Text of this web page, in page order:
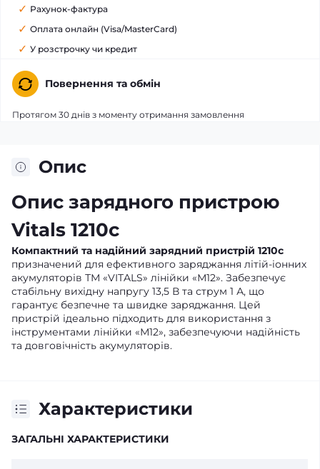
Рахунок-фактура
Оплата онлайн (Visa/MasterCard)
У розстрочку чи кредит
Повернення та обмін
Протягом 30 днів з моменту отримання замовлення
Опис
Опис зарядного пристрою
Vitals 1210c
Компактний та надійний зарядний пристрій 1210c
призначений для ефективного заряджання літій-іонних
акумуляторів ТМ «VITALS» лінійки «М12». Забезпечує
стабільну вихідну напругу 13,5 В та струм 1 А, що
гарантує безпечне та швидке заряджання. Цей
пристрій ідеально підходить для використання з
інструментами лінійки «М12», забезпечуючи надійність
та довговічність акумуляторів.
Характеристики
ЗАГАЛЬНІ ХАРАКТЕРИСТИКИ